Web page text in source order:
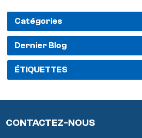
Catégories
Dernier Blog
ÉTIQUETTES
CONTACTEZ-NOUS